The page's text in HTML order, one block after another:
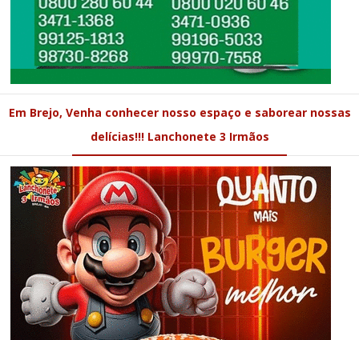
Em Brejo, Venha conhecer nosso espaço e saborear nossas
delícias!!! Lanchonete 3 Irmãos